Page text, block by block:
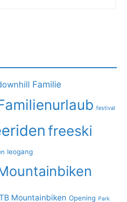
Familie
festival
freeski
leogang
Mountainbiken Opening Park